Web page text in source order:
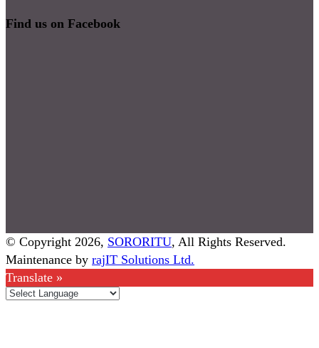
Find us on Facebook
© Copyright 2026, SORORITU, All Rights Reserved.
Maintenance by rajIT Solutions Ltd.
Translate »